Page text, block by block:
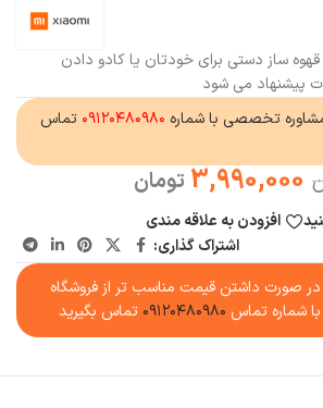
ساز دستی برای خودتان یا کادو دادن
پیشنهاد می شود
تخصصی با شماره ۰۹۱۲۰۴۸۰۹۸۰ تماس
3,990,000 تومان
افزودن به علاقه مندی
اشتراک گذاری:
صورت داشتن قیمت مناسب تر از فروشگاه
شماره تماس ۰۹۱۲۰۴۸۰۹۸۰ تماس بگیرید